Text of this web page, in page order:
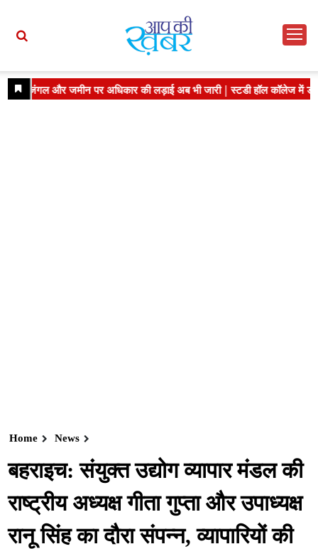
Home News
बहराइच: संयुक्त उद्योग व्यापार मंडल की
राष्ट्रीय अध्यक्ष गीता गुप्ता और उपाध्यक्ष
रानू सिंह का दौरा संपन्न, व्यापारियों की